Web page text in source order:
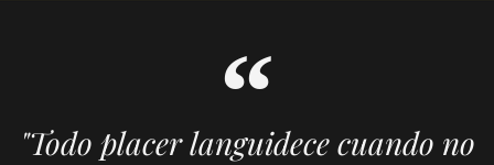
"Todo placer languidece cuando no